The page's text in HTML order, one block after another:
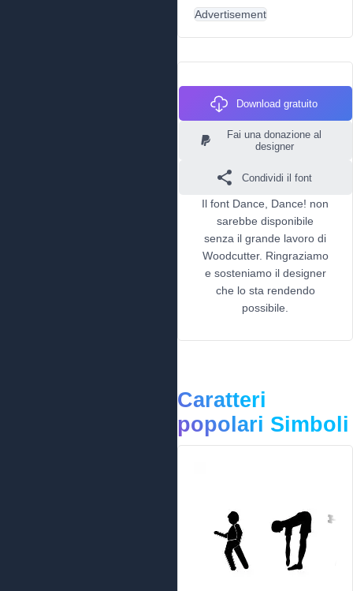
Advertisement
Download gratuito
Fai una donazione al
designer
Condividi il font
Il font Dance, Dance! non
sarebbe disponibile
senza il grande lavoro di
Woodcutter. Ringraziamo
e sosteniamo il designer
che lo sta rendendo
possibile.
Caratteri
popolari Simboli